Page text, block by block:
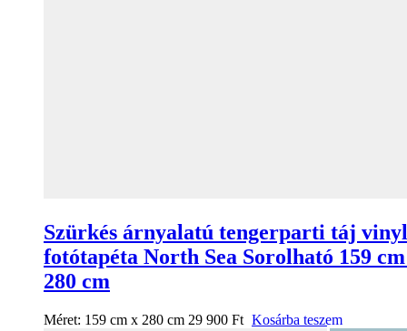
Szürkés árnyalatú tengerparti táj vinyl
fotótapéta North Sea Sorolható 159
280 cm
Méret: 159 cm x 280 cm 29 900 Ft Kosárba teszem